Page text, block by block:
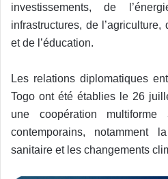
investissements, de
infrastructures, de
et de l’éducation.
Les relations diplomatiques
Togo ont été établies le 26
une coopération
contemporains, notamment
sanitaire et les changements